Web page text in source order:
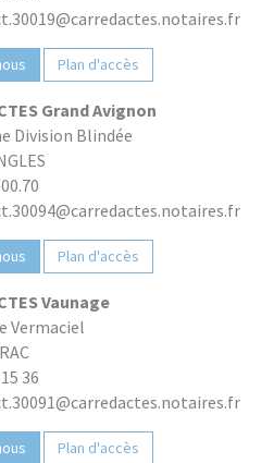
Plan d'accès
Grand Avignon
Division Blindée
Plan d'accès
Vaunage
Vermaciel
36
Plan d'accès